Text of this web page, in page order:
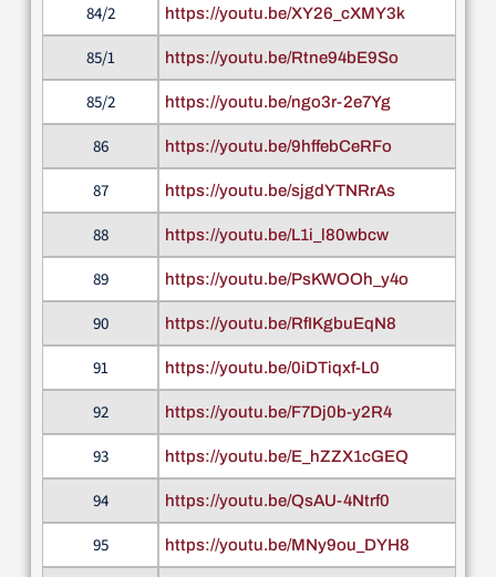
84/2 https://youtu.be/XY26_cXMY3k
85/1 https://youtu.be/Rtne94bE9So
85/2 https://youtu.be/ngo3r-2e7Yg
86 https://youtu.be/9hffebCeRFo
87 https://youtu.be/sjgdYTNRrAs
88 https://youtu.be/L1i_l80wbcw
89 https://youtu.be/PsKWOOh_y4o
90 https://youtu.be/RfIKgbuEqN8
91 https://youtu.be/0iDTiqxf-L0
92 https://youtu.be/F7Dj0b-y2R4
93 https://youtu.be/E_hZZX1cGEQ
94 https://youtu.be/QsAU-4Ntrf0
95 https://youtu.be/MNy9ou_DYH8